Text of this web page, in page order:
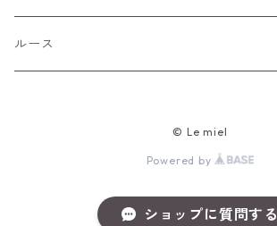
チャーム
アウイナイト
アゲート・瑪瑙
ルース
© Le miel
Powered by
ショップに質問する